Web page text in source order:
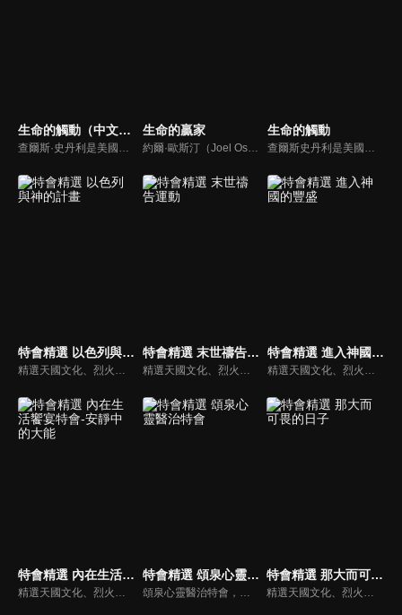
生命的觸動（中文配音） 生命的贏家
約爾·歐斯汀（Joel Osteen）綽號是「微笑的傳道者」，是美國的宣教士、電視佈道家和作家，他在美國最大的基督教會湖木教會擔任主任牧師。2004年，他的第一本書「活出美好」，首次出版就登上紐約時報暢銷書的榜首，這本書在紐約時報暢銷200多週。
生命的觸動
特會精選 以色列與神的計畫
精選天國文化、烈火特會、超自然大能與使徒性教會等特會，幫助我們更加明白神的心意，好讓我們的生命能走在神的道路上進入命定。
特會精選 末世禱告運動
精選天國文化、烈火特會、超自然大能與使徒性教會等特會，幫助我們更加明白神的心意，好讓我們的生命能走在神的道路上進入命定。
特會精選 進入神國的豐盛
精選天國文化、烈火特會、超自然大能與使徒性教會等特會，幫助我們更加明白神的心意，好讓我們的生命能走在神的道路上進入命定。
特會精選 內在生活饗宴特會-安靜中的大能
精選天國文化、烈火特會、超自然大能與使徒性教會等特會，幫助我們更加明白神的心意，好讓我們的生命能走在神的道路上進入命定。
特會精選 頌泉心靈醫治特會
頌泉心靈醫治特會，由加拿大LEO牧師主講如何聆聽神的聲音系列，四堂課分別為：一、親密的呼喚 二、安靜與異象 三、即時的靈感與屬靈日誌 四、成為神的朋友。
特會精選 那大而可畏的日子
精選天國文化、烈火特會、超自然大能與使徒性教會等特會，幫助我們更加明白神的心意，好讓我們的生命能走在神的道路上進入命定。